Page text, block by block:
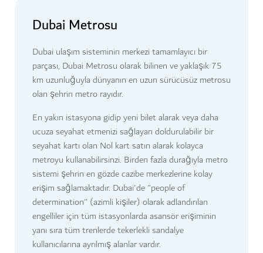
Dubai Metrosu
Dubai ulaşım sisteminin merkezi tamamlayıcı bir
parçası, Dubai Metrosu olarak bilinen ve yaklaşık 75
km uzunluğuyla dünyanın en uzun sürücüsüz metrosu
olan şehrin metro rayıdır.
En yakın istasyona gidip yeni bilet alarak veya daha
ucuza seyahat etmenizi sağlayan doldurulabilir bir
seyahat kartı olan Nol kart satın alarak kolayca
metroyu kullanabilirsinzi. Birden fazla durağıyla metro
sistemi şehrin en gözde cazibe merkezlerine kolay
erişim sağlamaktadır. Dubai'de "people of
determination" (azimli kişiler) olarak adlandırılan
engelliler için tüm istasyonlarda asansör erişiminin
yanı sıra tüm trenlerde tekerlekli sandalye
kullanıcılarına ayrılmış alanlar vardır.